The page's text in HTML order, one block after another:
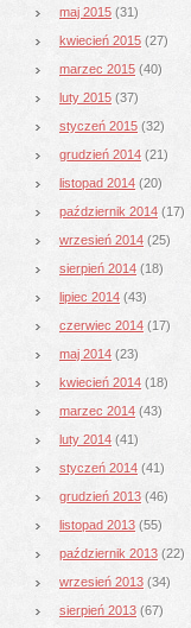
maj 2015 (31)
kwiecień 2015 (27)
marzec 2015 (40)
luty 2015 (37)
styczeń 2015 (32)
grudzień 2014 (21)
listopad 2014 (20)
październik 2014 (17)
wrzesień 2014 (25)
sierpień 2014 (18)
lipiec 2014 (43)
czerwiec 2014 (17)
maj 2014 (23)
kwiecień 2014 (18)
marzec 2014 (43)
luty 2014 (41)
styczeń 2014 (41)
grudzień 2013 (46)
listopad 2013 (55)
październik 2013 (22)
wrzesień 2013 (34)
sierpień 2013 (67)